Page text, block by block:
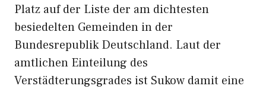
Platz auf der Liste der am dichtesten
besiedelten Gemeinden in der
Bundesrepublik Deutschland. Laut der
amtlichen Einteilung des
Verstädterungsgrades ist Sukow damit eine